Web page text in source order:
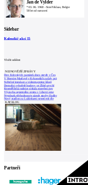
Jan de Vylder
*03. 06. 1968 -Sint-Niklaas, Belgie
58 let od narození
Sidebar
Kalendář akcí 15
Vložit událost
NEJNOVĚJŠÍ ZPRÁVY
Den židovských památek dnes otevře v Čes
V Horním Maršově v Krkonoších začaly prá
Světelné instalace a videomapping lákají
Demolici vyhořelé budovy ve Zlíně urychl
Kroměřížská radnice získala stavební pov
Výstavba urgentního centra v Liberci ome
Nymburk přehodnocuje záměr stavby školky
Nový stadion za Lužánkami nesmí mít dle
KATALOG
Partneři